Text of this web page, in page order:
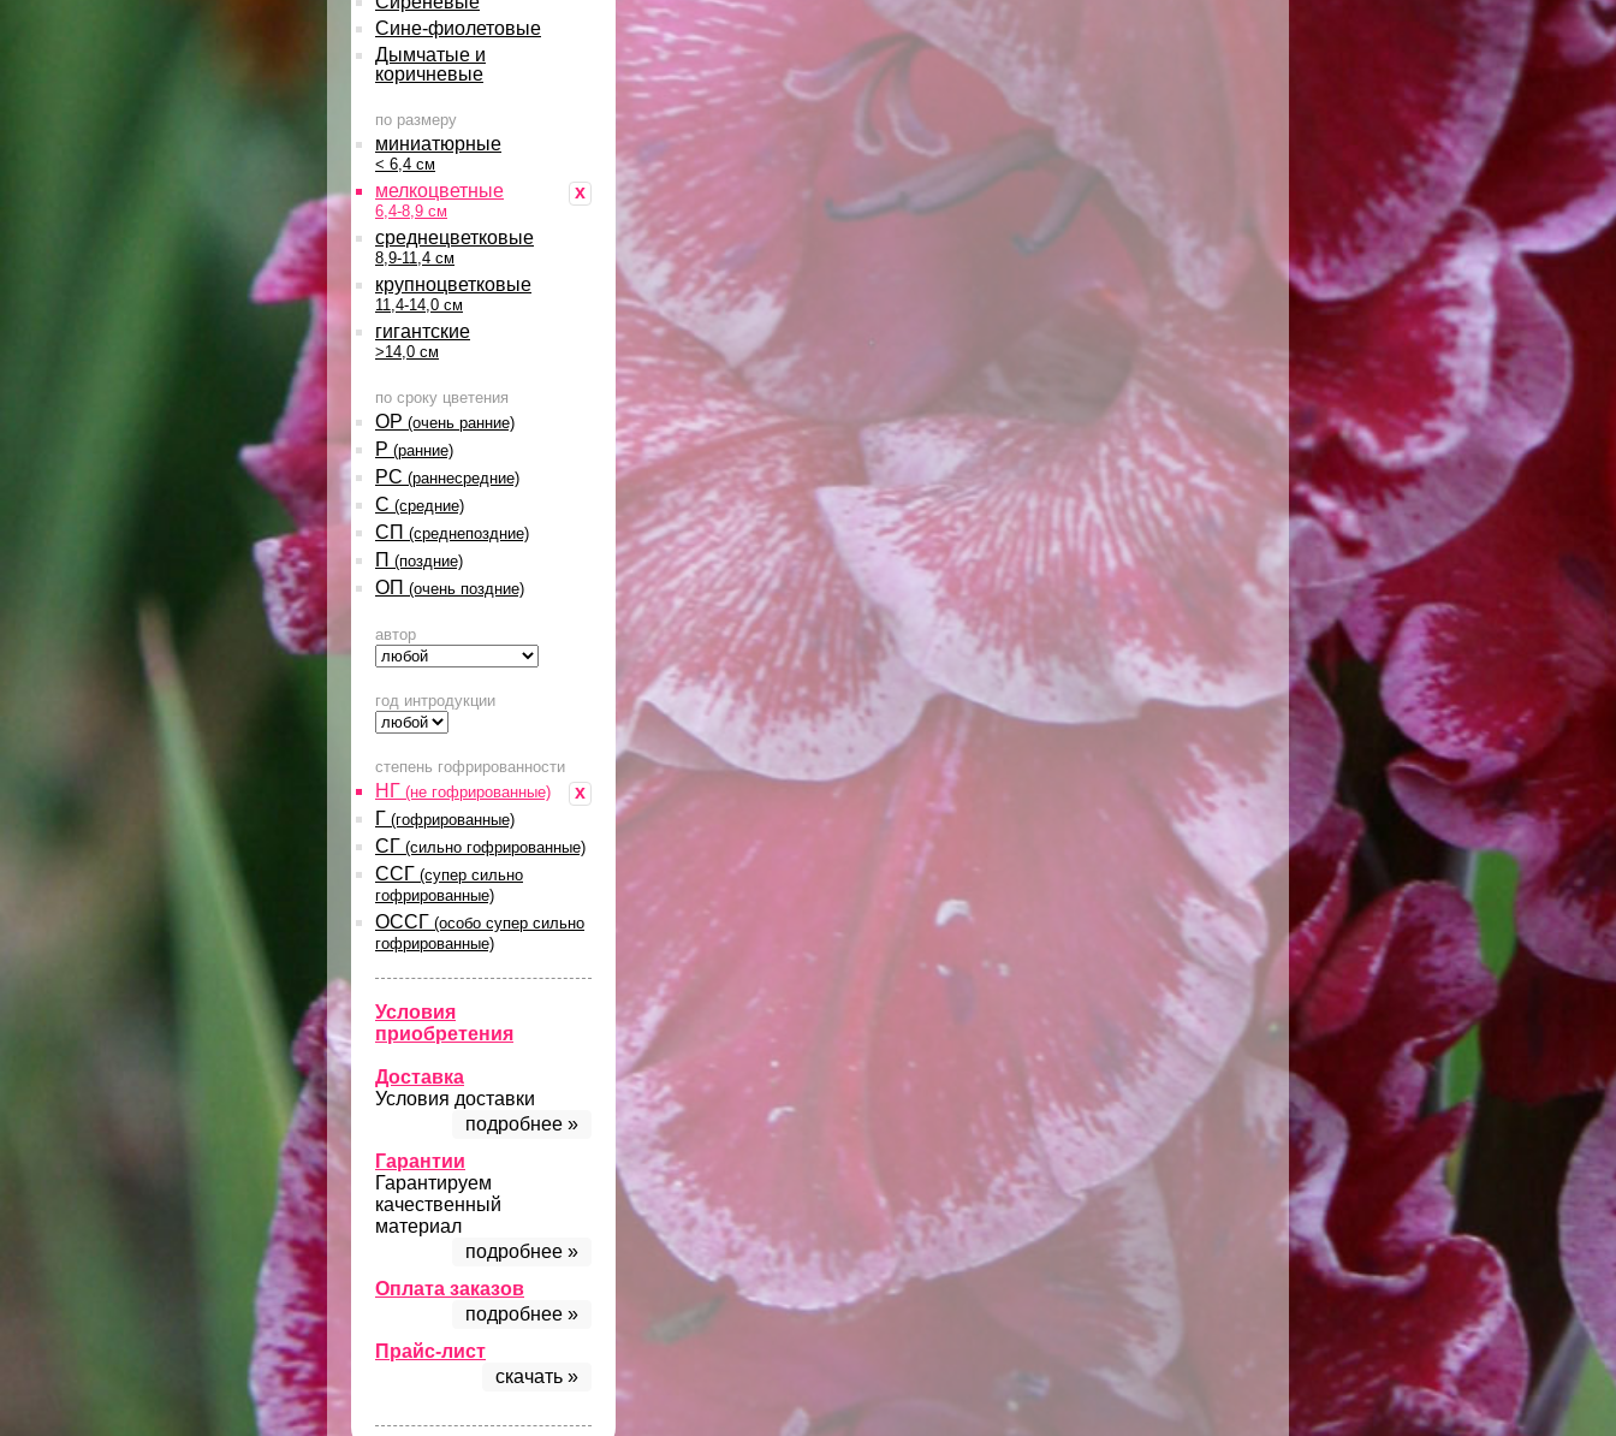
Сине-фиолетовые
Дымчатые и
коричневые
по размеру
миниатюрные
< 6,4 см
x
мелкоцветные
6,4-8,9 см
среднецветковые
8,9-11,4 см
крупноцветковые
11,4-14,0 см
гигантские
>14,0 см
по сроку цветения
ОР (очень ранние)
Р (ранние)
РС (раннесредние)
С (средние)
СП (среднепоздние)
П (поздние)
ОП (очень поздние)
автор
год интродукции
степень гофрированности
x
НГ (не гофрированные)
Г (гофрированные)
СГ (сильно гофрированные)
ССГ (супер сильно
гофрированные)
ОССГ (особо супер сильно
гофрированные)
Условия
приобретения
Доставка
Условия доставки
подробнее »
Гарантии
Гарантируем
качественный
материал
подробнее »
Оплата заказов
подробнее »
Прайс-лист
скачать »